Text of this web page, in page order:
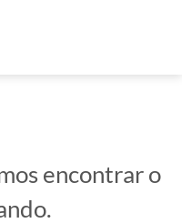
encontrar o